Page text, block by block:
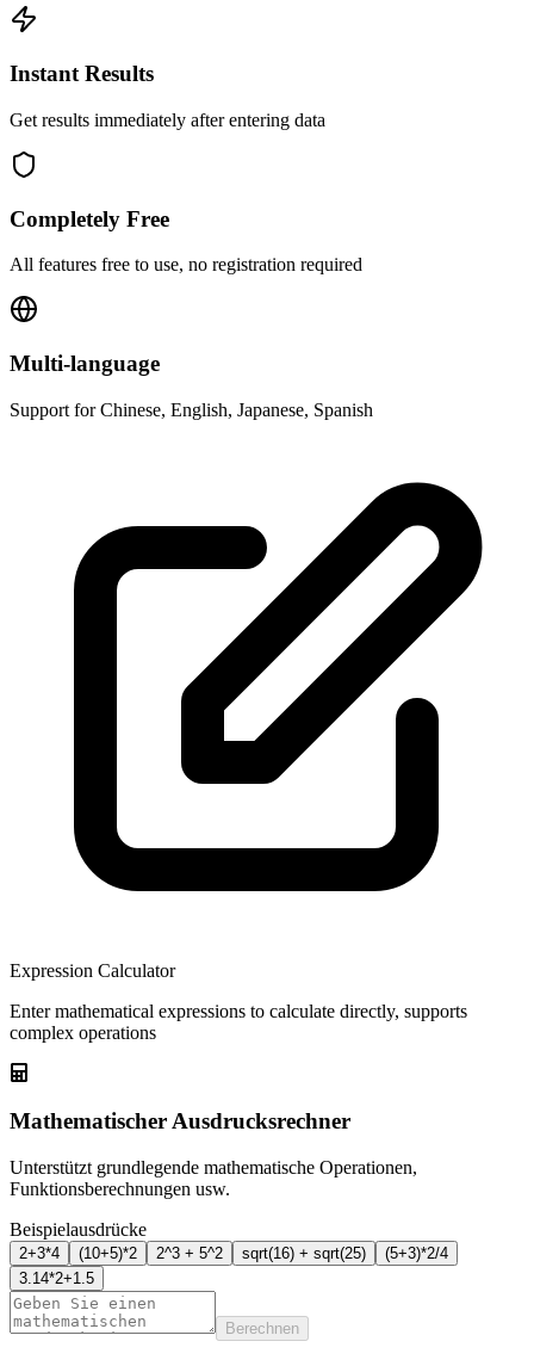
Instant Results
Get results immediately after entering data
Completely Free
All features free to use, no registration required
Multi-language
Support for Chinese, English, Japanese, Spanish
Expression Calculator
Enter mathematical expressions to calculate directly, supports
complex operations
Mathematischer Ausdrucksrechner
Unterstützt grundlegende mathematische Operationen,
Funktionsberechnungen usw.
Beispielausdrücke
2+3*4 (10+5)*2 2^3 + 5^2 sqrt(16) + sqrt(25)
(5+3)*2/4
3.14*2+1.5
Berechnen